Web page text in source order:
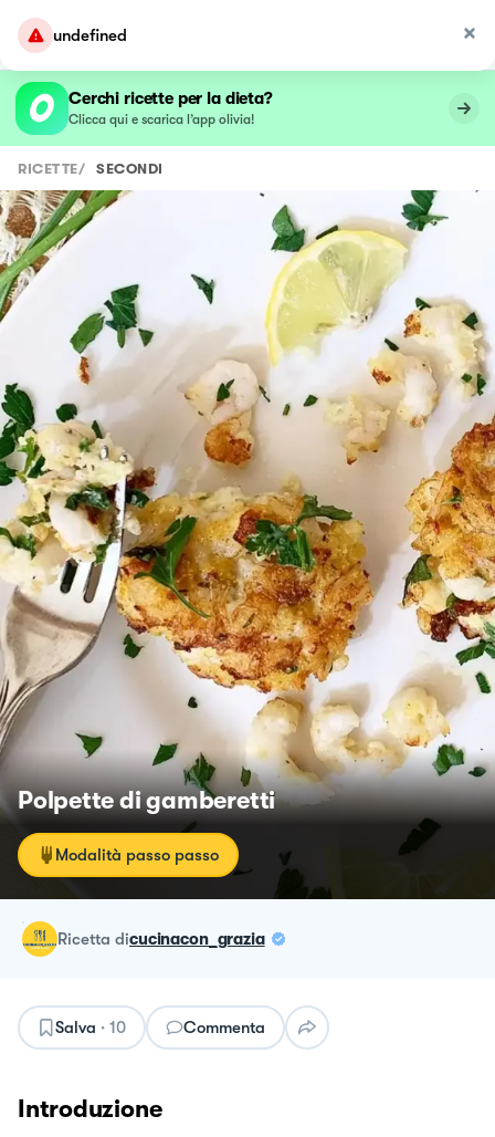
undefined
Cerchi ricette per la dieta?
Clicca qui e scarica l’app olivia!
RICETTE/ SECONDI
Polpette di gamberetti
Modalità passo passo
ricetta dicucinacon_grazia
Salva · 10 Commenta
Introduzione